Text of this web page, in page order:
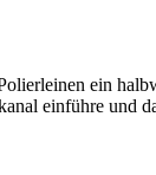
ein
einführe